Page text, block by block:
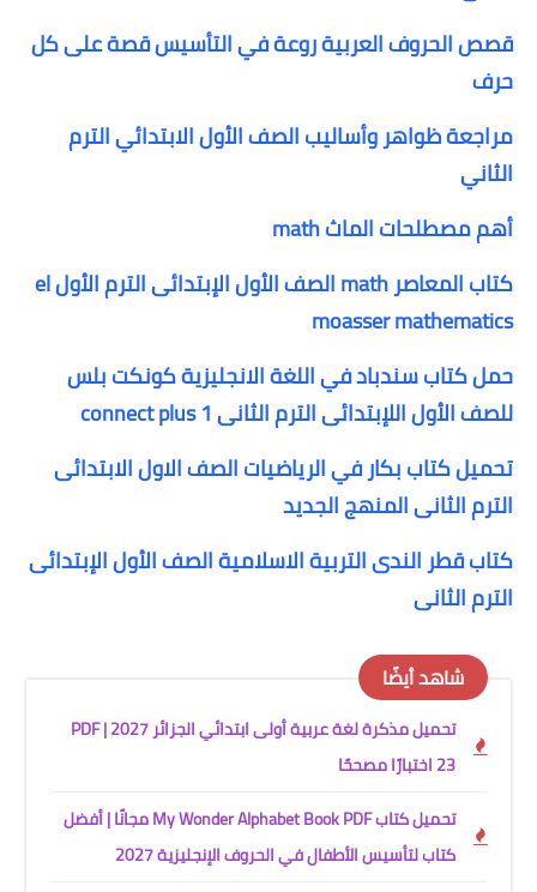
قصص الحروف العربية روعة في التأسيس قصة على كل
حرف
مراجعة ظواهر وأساليب الصف الأول الابتدائي الترم
الثاني
أهم مصطلحات الماث math
كتاب المعاصر math الصف الأول الإبتدائى الترم الأول el
moasser mathematics
حمل كتاب سندباد في اللغة الانجليزية كونكت بلس
للصف الأول اللإبتدائى الترم الثانى connect plus 1
تحميل كتاب بكار في الرياضيات الصف الاول الابتدائى
الترم الثانى المنهج الجديد
كتاب قطر الندى التربية الاسلامية الصف الأول الإبتدائى
الترم الثانى
شاهد أيضًا
تحميل مذكرة لغة عربية أولى ابتدائي الجزائر 2027 PDF |
23 اختبارًا مصححًا
تحميل كتاب My Wonder Alphabet Book PDF مجانًا | أفضل
كتاب لتأسيس الأطفال في الحروف الإنجليزية 2027